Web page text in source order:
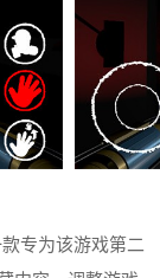
专为该游戏第二